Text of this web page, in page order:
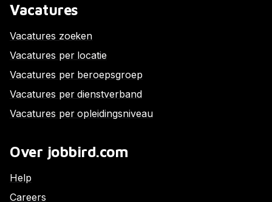
Vacatures
Vacatures zoeken
Vacatures per locatie
Vacatures per beroepsgroep
Vacatures per dienstverband
Vacatures per opleidingsniveau
Over jobbird.com
Help
Careers